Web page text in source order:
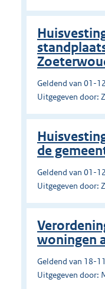
Geldend van 01-
Uitgegeven door:
de
Geldend van 01-
Uitgegeven door:
woningen
Geldend van 18-
Uitgegeven door: